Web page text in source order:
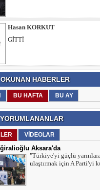
İshak PEKGÖZ
MAHZUN KAPILAR, SUSKUN
Yaşar OFLAZ
Ya "Yarın" Yoksa !
Müfit Semih BAYLAN
Bir Sihirli Ev Masalı
Avni KURU
Yapay Zekâ Gelişiminin Ardında
HABERLER
BU HAFTA BU AY
VİDEOLAR
Aksara'da
"Türkiye'yi güçlü
ulaştırmak için A Parti'yi